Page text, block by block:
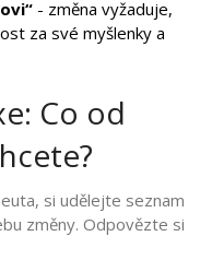
- změna vyžaduje,
za své myšlenky a
Co od
si udělejte seznam
změny. Odpovězte si